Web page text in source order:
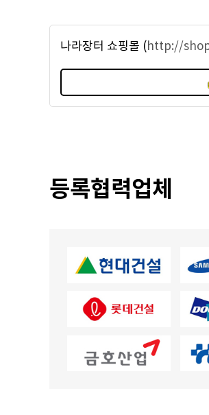
나라장터 쇼핑몰 (http://
등록협력업체